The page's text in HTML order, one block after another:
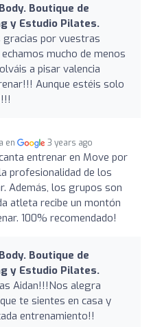
Boutique de
y Estudio Pilates.
gracias por vuestras
mucho de menos
a pisar valencia
Aunque estéis solo
en 3 years ago
entrenar en Move por
profesionalidad de los
Además, los grupos son
atleta recibe un montón
100% recomendado!
Boutique de
y Estudio Pilates.
Aidan!!!Nos alegra
te sientes en casa y
entrenamiento!!